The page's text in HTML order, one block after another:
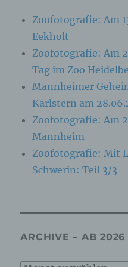
Zoofotografie: Am
Eekholt
Zoofotografie: Am
Tag im Zoo
Mannheimer
Karlstern am
Zoofotografie: Am
Mannheim
Zoofotografie: Mit
Schwerin: Teil 3/3
ARCHIVE – AB
der Setzung von
widersprechen. Ferner
Cookies jederzeit über
andere
ist in allen gängigen
Deaktiviert die
Cookies in dem
unter Umständen nicht
Internetseite
Erfassung von
Informationen
allgemeinen Daten und
den Logfiles des